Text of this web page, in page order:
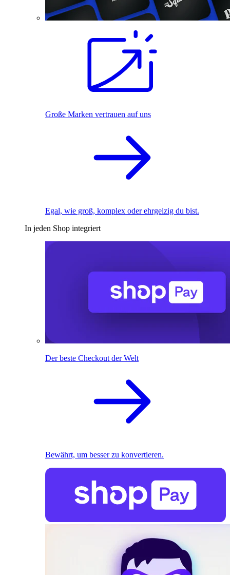
Große Marken vertrauen auf uns
Egal, wie groß, komplex oder ehrgeizig du bist.
In jeden Shop integriert
Der beste Checkout der Welt
Bewährt, um besser zu konvertieren.